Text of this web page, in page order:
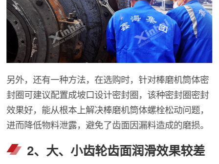
另外，还有一种方法，在选购时，针对棒磨机筒体密
封圈可建议配置成坡口设计密封圈，该种密封圈密封
效果好，能从根本上解决棒磨机筒体螺栓松动问题，
进而降低物料泄露，避免了齿面因漏料造成的磨损。
2、大、小齿轮齿面润滑效果较差